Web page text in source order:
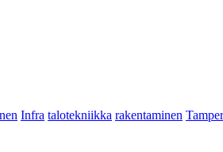
Infra talotekniikka rakentaminen